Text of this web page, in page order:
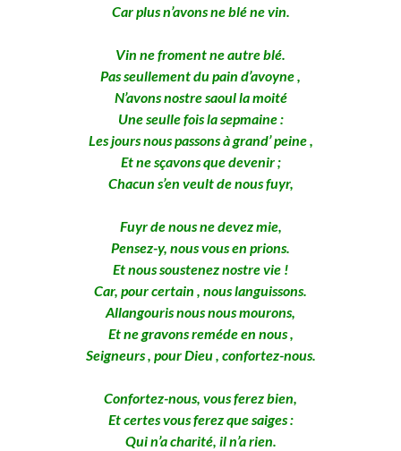
Car plus n’avons ne blé ne vin.
Vin ne froment ne autre blé.
Pas seullement du pain d’avoyne ,
N’avons nostre saoul la moité
Une seulle fois la sepmaine :
Les jours nous passons à grand’ peine ,
Et ne sçavons que devenir ;
Chacun s’en veult de nous fuyr,
Fuyr de nous ne devez mie,
Pensez-y, nous vous en prions.
Et nous soustenez nostre vie !
Car, pour certain , nous languissons.
Allangouris nous nous mourons,
Et ne gravons reméde en nous ,
Seigneurs , pour Dieu , confortez-nous.
Confortez-nous, vous ferez bien,
Et certes vous ferez que saiges :
Qui n’a charité, il n’a rien.